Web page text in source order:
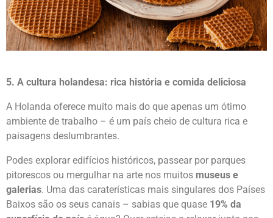
5. A cultura holandesa: rica história e comida deliciosa
A Holanda oferece muito mais do que apenas um ótimo
ambiente de trabalho – é um país cheio de cultura rica e
paisagens deslumbrantes.
Podes explorar edifícios históricos, passear por parques
pitorescos ou mergulhar na arte nos muitosmuseus e
galerias. Uma das caraterísticas mais singulares dos Países